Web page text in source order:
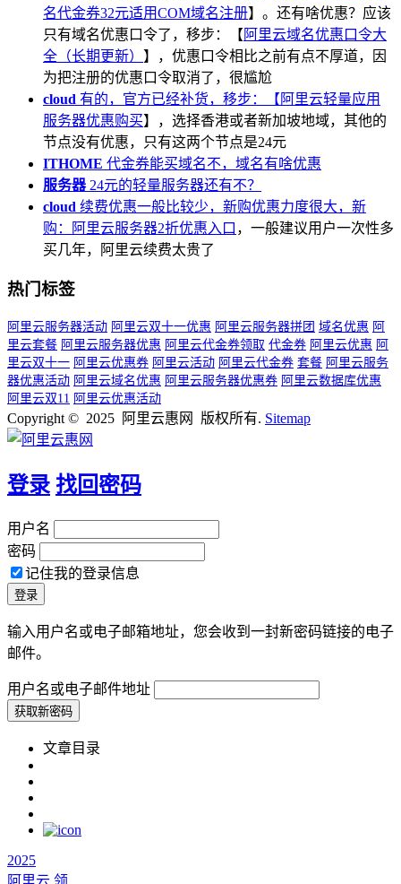
名代金券32元适用COM域名注册】。还有啥优惠？应该
只有域名优惠口令了，移步：【 阿里云域名优惠口令大
全（长期更新） 】，优惠口令相比之前有点不厚道，因
为把注册的优惠口令取消了，很尴尬
cloud 有的，官方已经补货，移步：【 阿里云轻量应用
服务器优惠购买】，选择香港或者新加坡地域，其他的
节点没有优惠，只有这两个节点是24元
ITHOME 代金券能买域名不，域名有啥优惠
服务器24元的轻量服务器还有不？
cloud 续费优惠一般比较少，新购优惠力度很大，新
购：
阿里云服务器2折优惠入口 ，一般建议用户一次性多
买几年，阿里云续费太贵了
热门标签
阿里云服务器活动 阿里云双十一优惠 阿里云服务器拼团 域名优惠 阿
里云套餐 阿里云服务器优惠 阿里云代金券领取 代金券 阿里云优惠 阿
里云双十一 阿里云优惠券 阿里云活动 阿里云代金券 套餐 阿里云服务
器优惠活动 阿里云域名优惠 阿里云服务器优惠券 阿里云数据库优惠
阿里云双11 阿里云优惠活动
Copyright © 2025 阿里云惠网 版权所有. Sitemap
登录 找回密码
用户名
密码
记住我的登录信息
输入用户名或电子邮箱地址，您会收到一封新密码链接的电子
邮件。
用户名或电子邮件地址
文章目录
2025
阿里云 领